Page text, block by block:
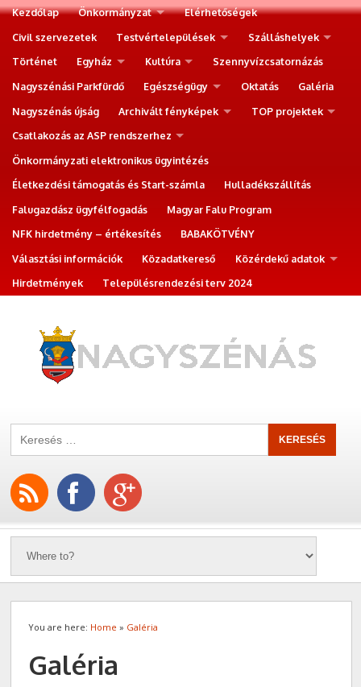
Kezdőlap Önkormányzat
Elérhetőségek
Civil szervezetek
Testvértelepülések
Szálláshelyek
Történet
Egyház Kultúra
Szennyvízcsatornázás
Nagyszénási Parkfürdő
Egészségügy Oktatás
Galéria
Nagyszénás újság
Archivált fényképek
TOP projektek
Csatlakozás az ASP rendszerhez
Önkormányzati elektronikus ügyintézés
Életkezdési támogatás és Start-számla
Hulladékszállítás
Falugazdász ügyfélfogadás
Magyar Falu Program
NFK hirdetmény – értékesítés
BABAKÖTVÉNY
Választási információk
Közadatkereső
Közérdekű adatok
Hirdetmények
Településrendezési terv 2024
You are here: Home » Galéria
Galéria